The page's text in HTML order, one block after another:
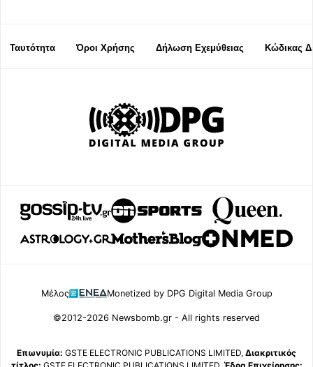
Ταυτότητα Όροι Χρήσης Δήλωση Εχεμύθειας Κώδικας
Μέλος Monetized by DPG Digital Media Group
©2012-2026 Newsbomb.gr - All rights reserved
Επωνυμία: GSTE ELECTRONIC PUBLICATIONS LIMITED, Διακριτικός